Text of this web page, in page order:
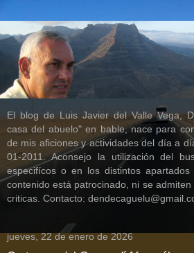
El blog de Luis Javier del Valle Vega,
casa del abuelo" en bable, nace para
de mis aficiones y actividades del día a
01-2011. Aconsejo la utilización del
especifícos o en los distintos
contenido está patrocinado, ni se
criticas. Contacto:
jueves, 22 de enero de 2026